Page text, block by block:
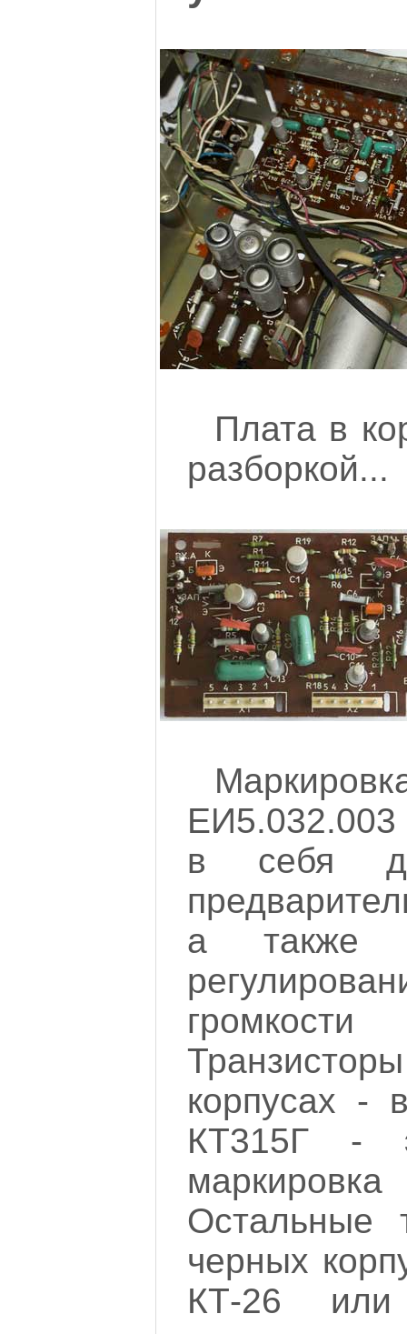
Плата в
разборкой...
ЕИ5.032.003
в себя
а также
корпусах -
КТ315Г -
Остальные
черных
КТ-26